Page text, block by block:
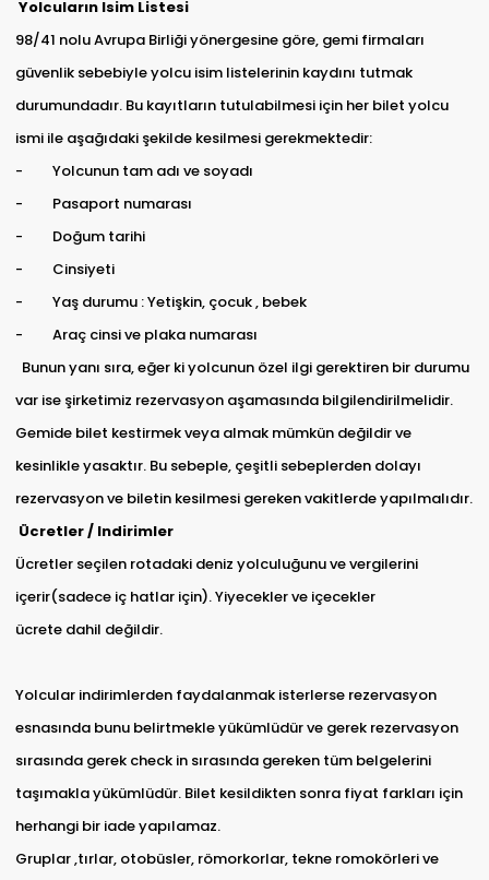
Yolcuların Isim Listesi
98/41 nolu Avrupa Birliği yönergesine göre, gemi firmaları
güvenlik sebebiyle yolcu isim listelerinin kaydını tutmak
durumundadır. Bu kayıtların tutulabilmesi için her bilet yolcu
ismi ile aşağıdaki şekilde kesilmesi gerekmektedir:
- Yolcunun tam adı ve soyadı
- Pasaport numarası
- Doğum tarihi
- Cinsiyeti
- Yaş durumu : Yetişkin, çocuk , bebek
- Araç cinsi ve plaka numarası
Bunun yanı sıra, eğer ki yolcunun özel ilgi gerektiren bir durumu
var ise şirketimiz rezervasyon aşamasında bilgilendirilmelidir.
Gemide bilet kestirmek veya almak mümkün değildir ve
kesinlikle yasaktır. Bu sebeple, çeşitli sebeplerden dolayı
rezervasyon ve biletin kesilmesi gereken vakitlerde yapılmalıdır.
Ücretler / Indirimler
Ücretler seçilen rotadaki deniz yolculuğunu ve vergilerini
içerir(sadece iç hatlar için). Yiyecekler ve içecekler
ücrete dahil değildir.
Yolcular indirimlerden faydalanmak isterlerse rezervasyon
esnasında bunu belirtmekle yükümlüdür ve gerek rezervasyon
sırasında gerek check in sırasında gereken tüm belgelerini
taşımakla yükümlüdür. Bilet kesildikten sonra fiyat farkları için
herhangi bir iade yapılamaz.
Gruplar ,tırlar, otobüsler, römorkorlar, tekne romokörleri ve